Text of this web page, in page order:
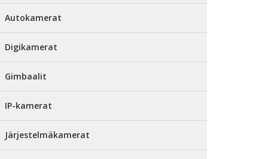
Autokamerat
Digikamerat
Gimbaalit
IP-kamerat
Järjestelmäkamerat